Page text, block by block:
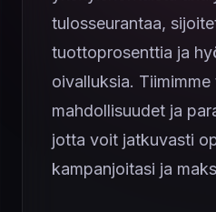
tulosseurantaa,
tuottoprosenttia ja
oivalluksia.
mahdollisuudet ja
jotta voit jatkuvasti
kampanjoitasi ja